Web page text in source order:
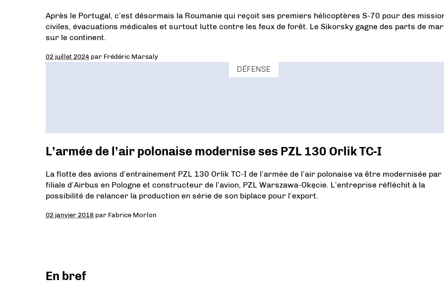
Après le Portugal, c’est désormais la Roumanie qui reçoit ses premiers hélicoptères S-70 pour des
civiles, évacuations médicales et surtout lutte contre les feux de forêt. Le Sikorsky gagne des parts de
sur le continent.
02 juillet 2024 par Frédéric Marsaly
DÉFENSE
L’armée de l’air polonaise modernise ses PZL 130 Orlik TC-I
La flotte des avions d’entrainement PZL 130 Orlik TC-I de l’armée de l’air polonaise va être modernisée par
filiale d’Airbus en Pologne et constructeur de l’avion, PZL Warszawa-Okęcie. L’entreprise réfléchit à la
possibilité de relancer la production en série de son biplace pour l’export.
02 janvier 2018 par Fabrice Morlon
En bref